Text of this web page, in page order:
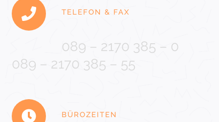
TELEFON & FAX
089 – 2170 385 – 0
089 – 2170 385 – 55
BÜROZEITEN